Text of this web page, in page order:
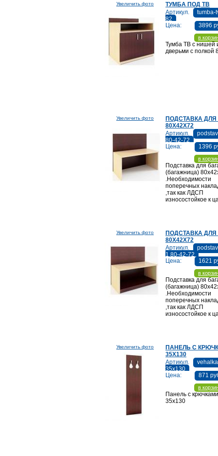
Увеличить фото
ТУМБА ПОД ТВ
Артикул.
tumba-
82
Цена:
3896
в
Тумба ТВ с нишей
дверьми с полкой
Увеличить фото
ПОДСТАВКА
80Х42Х72
Артикул.
80-42-72
Цена:
1396
в
Подставка для
(багажница)
.Необходимости
поперечных
,так как ЛДСП
износостойкое к
Увеличить фото
ПОДСТАВКА
80Х42Х72
Артикул.
1 80-42-72
Цена:
1621
в
Подставка для
(багажница)
.Необходимости
поперечных
,так как ЛДСП
износостойкое к
Увеличить фото
ПАНЕЛЬ С
35Х130
Артикул.
35х130
Цена:
871
в
Панель с
35х130